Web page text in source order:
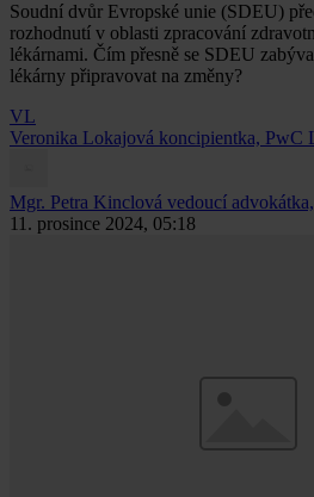
Soudní dvůr Evropské unie (SDEU)
rozhodnutí v oblasti zpracování
lékárnami. Čím přesně se SDEU
lékárny připravovat na změny?
VL
Veronika Lokajová koncipientka, PwC
Mgr. Petra Kinclová vedoucí
11. prosince 2024, 05:18